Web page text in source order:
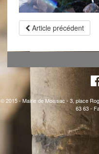
Article précédent
© 2015 - Mairie de Moissac - 3, place
63 63 -